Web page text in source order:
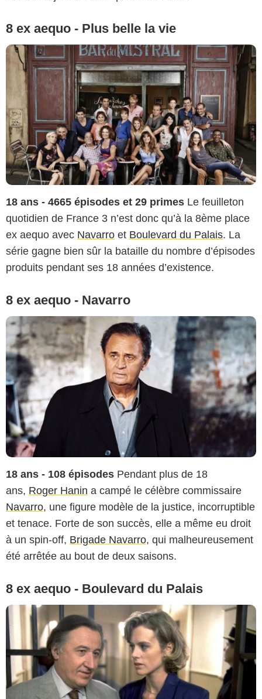
8 ex aequo - Plus belle la vie
18 ans - 4665 épisodes et 29 primes Le feuilleton
quotidien de France 3 n’est donc qu’à la 8ème place
ex aequo avec Navarro et Boulevard du Palais. La
série gagne bien sûr la bataille du nombre d’épisodes
produits pendant ses 18 années d’existence.
8 ex aequo - Navarro
18 ans - 108 épisodes Pendant plus de 18
ans, Roger Hanin a campé le célèbre commissaire
Navarro, une figure modèle de la justice, incorruptible
et tenace. Forte de son succès, elle a même eu droit
à un spin-off, Brigade Navarro, qui malheureusement
été arrêtée au bout de deux saisons.
8 ex aequo - Boulevard du Palais